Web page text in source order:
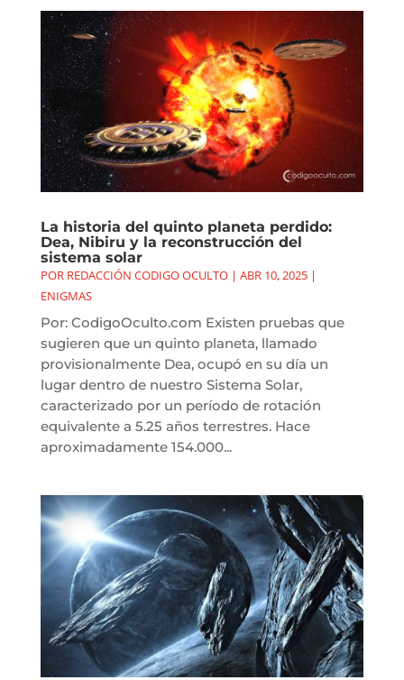
La historia del quinto planeta perdido:
Dea, Nibiru y la reconstrucción del
sistema solar
POR REDACCIÓN CODIGO OCULTO| ABR 10, 2025|
ENIGMAS
Por: CodigoOculto.com Existen pruebas que
sugieren que un quinto planeta, llamado
provisionalmente Dea, ocupó en su día un
lugar dentro de nuestro Sistema Solar,
caracterizado por un período de rotación
equivalente a 5.25 años terrestres. Hace
aproximadamente 154.000...